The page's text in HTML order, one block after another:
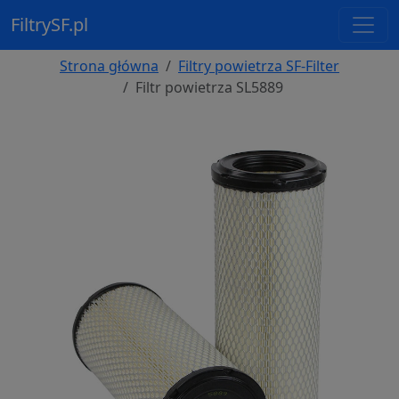
FiltrySF.pl
Strona główna
Filtry powietrza SF-Filter
Filtr powietrza SL5889